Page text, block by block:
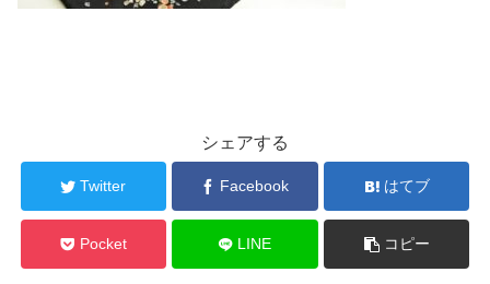
シェアする
Twitter Facebook はてブ
Pocket LINE コピー